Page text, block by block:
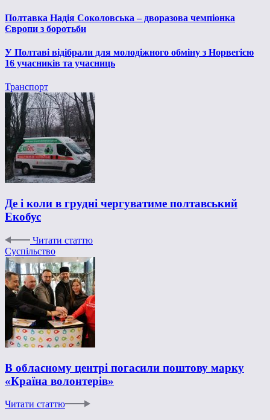
Полтавка Надія Соколовська – дворазова чемпіонка
Європи з боротьби
У Полтаві відібрали для молодіжного обміну з Норвегією
16 учасників та учасниць
Транспорт
Де і коли в грудні чергуватиме полтавський
Екобус
Читати статтю
Суспільство
В обласному центрі погасили поштову марку
«Країна волонтерів»
Читати статтю